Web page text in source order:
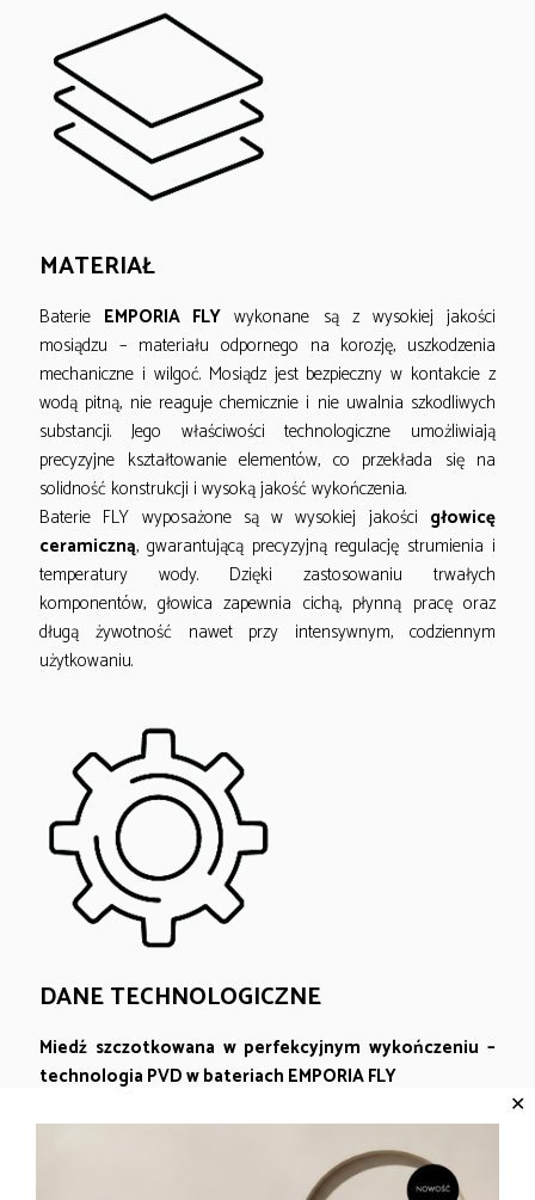
MATERIAŁ
Baterie EMPORIA FLY wykonane są z wysokiej jakości
mosiądzu – materiału odpornego na korozję, uszkodzenia
mechaniczne i wilgoć. Mosiądz jest bezpieczny w kontakcie z
wodą pitną, nie reaguje chemicznie i nie uwalnia szkodliwych
substancji. Jego właściwości technologiczne umożliwiają
precyzyjne kształtowanie elementów, co przekłada się na
solidność konstrukcji i wysoką jakość wykończenia.
Baterie FLY wyposażone są w wysokiej jakości głowicę
ceramiczną, gwarantującą precyzyjną regulację strumienia i
temperatury wody. Dzięki zastosowaniu trwałych
komponentów, głowica zapewnia cichą, płynną pracę oraz
długą żywotność nawet przy intensywnym, codziennym
użytkowaniu.
DANE TECHNOLOGICZNE
Miedź szczotkowana w perfekcyjnym wykończeniu –
technologia PVD w bateriach EMPORIA FLY
zaawansowanej technologii powlekania PVD. PVD (Physical
Vapor Deposition) to technologia nakładania cienkich,
✕